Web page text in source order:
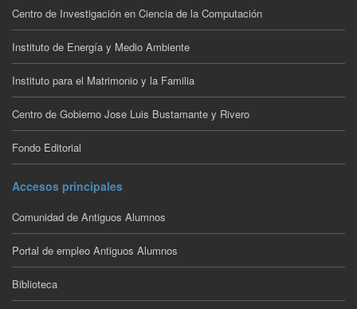
Centro de Investigación en Ciencia de la Computación
Instituto de Energía y Medio Ambiente
Instituto para el Matrimonio y la Familia
Centro de Gobierno Jose Luis Bustamante y Rivero
Fondo Editorial
Accesos principales
Comunidad de Antiguos Alumnos
Portal de empleo Antiguos Alumnos
Biblioteca